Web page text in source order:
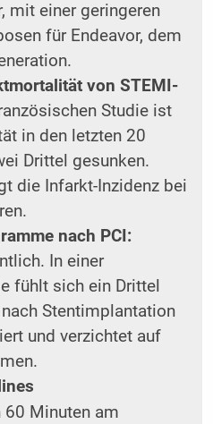
mit einer geringeren
für Endeavor, dem
von STEMI-
Studie ist
in den letzten 20
Drittel gesunken.
die Infarkt-Inzidenz bei
nach PCI:
In einer
fühlt sich ein Drittel
Stentimplantation
und verzichtet auf
60 Minuten am